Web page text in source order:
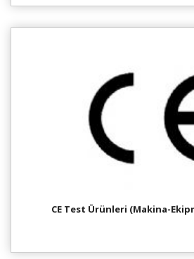
CE Test Ürünleri (Makina-